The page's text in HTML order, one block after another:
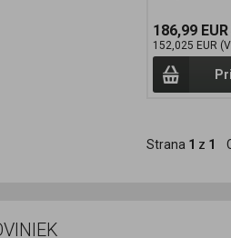
186,99 EUR
152,025 EUR
Strana 1 z 1